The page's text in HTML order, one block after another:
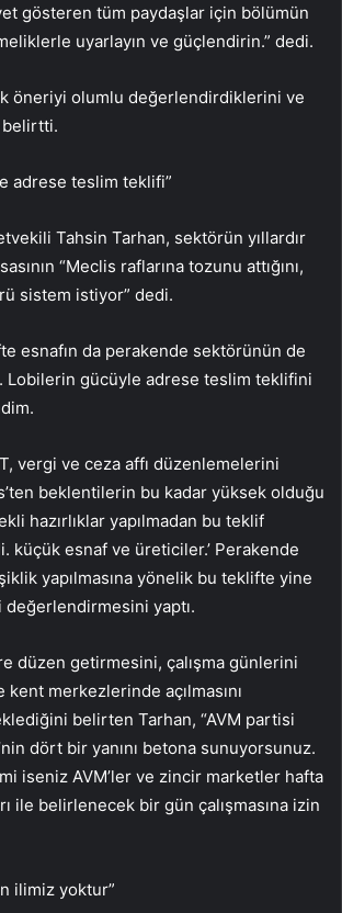
gösteren tüm paydaşlar için bölümün
uyarlayın ve güçlendirin.” dedi.
öneriyi olumlu değerlendirdiklerini ve
adrese teslim teklifi”
Tahsin Tarhan, sektörün yıllardır
“Meclis raflarına tozunu attığını,
sistem istiyor” dedi.
esnafın da perakende sektörünün de
Lobilerin gücüyle adrese teslim teklifini
vergi ve ceza affı düzenlemelerini
beklentilerin bu kadar yüksek olduğu
hazırlıklar yapılmadan bu teklif
küçük esnaf ve üreticiler.’ Perakende
yapılmasına yönelik bu teklifte yine
yaptı.
düzen getirmesini, çalışma günlerini
merkezlerinde açılmasını
belirten Tarhan, “AVM partisi
dört bir yanını betona sunuyorsunuz.
iseniz AVM’ler ve zincir marketler hafta
ile belirlenecek bir gün çalışmasına izin
ilimiz yoktur”